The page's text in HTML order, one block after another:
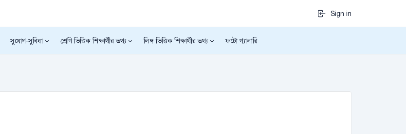
Sign in
সুযোগ-সুবিধা শ্রেণি ভিত্তিক শিক্ষার্থীর তথ্য লিঙ্গ ভিত্তিক শিক্ষার্থীর তথ্য ফটো গ্যালারি